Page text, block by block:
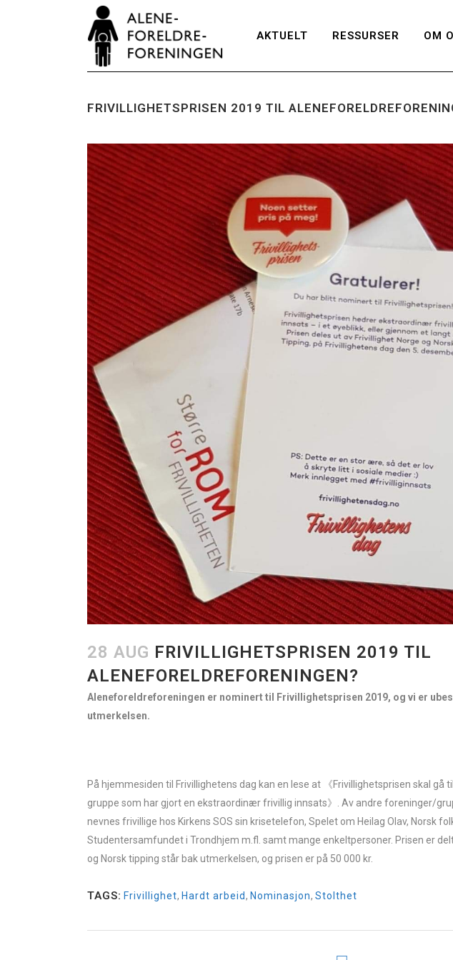
AKTUELT RESSURSER OM
FRIVILLIGHETSPRISEN 2019 TIL
28 AUG FRIVILLIGHETSPRISEN 2019 TIL
ALENEFORELDREFORENINGEN?
Aleneforeldreforeningen er nominert til Frivillighetsprisen 2019, og vi er
utmerkelsen.
På hjemmesiden til Frivillighetens dag kan en lese at 《Frivillighetsprisen skal gå
gruppe som har gjort en ekstraordinær frivillig innsats》. Av andre foreninger/
nevnes frivillige hos Kirkens SOS sin krisetelefon, Spelet om Heilag Olav, Norsk
Studentersamfundet i Trondhjem m.fl. samt mange enkeltpersoner. Prisen er
og Norsk tipping står bak utmerkelsen, og prisen er på 50 000 kr.
TAGS: Frivillighet, Hardt arbeid, Nominasjon, Stolthet